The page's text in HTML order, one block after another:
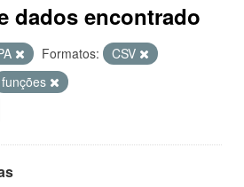
dados encontrado
Formatos:
CSV
funções